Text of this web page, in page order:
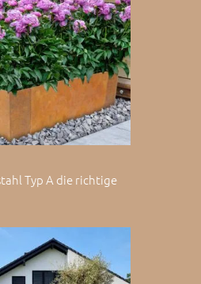
Typ A die richtige